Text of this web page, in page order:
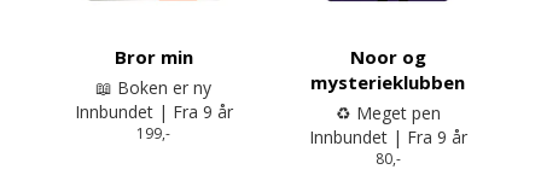
Bror min
📖 Boken er ny
Innbundet | Fra 9 år
199,-
Noor og
mysterieklubben
♻️ Meget pen
Innbundet | Fra 9 år
80,-